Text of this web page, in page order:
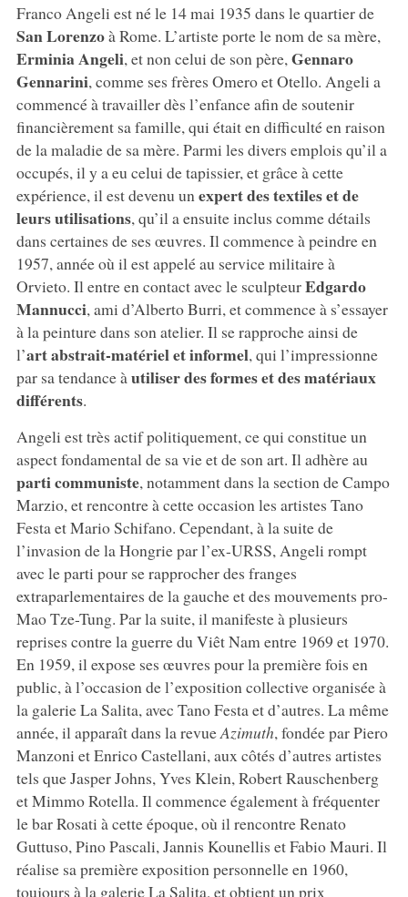
Franco Angeli est né le 14 mai 1935 dans le quartier de
San Lorenzoà Rome. L’artiste porte le nom de sa mère,
Erminia Angeli, et non celui de son père, Gennaro
Gennarini, comme ses frères Omero et Otello. Angeli a
commencé à travailler dès l’enfance afin de soutenir
financièrement sa famille, qui était en difficulté en raison
de la maladie de sa mère. Parmi les divers emplois qu’il a
occupés, il y a eu celui de tapissier, et grâce à cette
expérience, il est devenu un expert des textiles et de
leurs utilisations, qu’il a ensuite inclus comme détails
dans certaines de ses œuvres. Il commence à peindre en
1957, année où il est appelé au service militaire à
Orvieto. Il entre en contact avec le sculpteurEdgardo
Mannucci, ami d’Alberto Burri, et commence à s’essayer
à la peinture dans son atelier. Il se rapproche ainsi de
l’art abstrait-matériel et informel, qui l’impressionne
par sa tendance à utiliser des formes et des matériaux
différents.
Angeli est très actif politiquement, ce qui constitue un
aspect fondamental de sa vie et de son art. Il adhère au
parti communiste, notamment dans la section de Campo
Marzio, et rencontre à cette occasion les artistes Tano
Festa et Mario Schifano. Cependant, à la suite de
l’invasion de la Hongrie par l’ex-URSS, Angeli rompt
avec le parti pour se rapprocher des franges
extraparlementaires de la gauche et des mouvements pro-
Mao Tze-Tung. Par la suite, il manifeste à plusieurs
reprises contre la guerre du Viêt Nam entre 1969 et 1970.
En 1959, il expose ses œuvres pour la première fois en
public, à l’occasion de l’exposition collective organisée à
la galerie La Salita, avec Tano Festa et d’autres. La même
année, il apparaît dans la revueAzimuth, fondée par Piero
Manzoni et Enrico Castellani, aux côtés d’autres artistes
tels que Jasper Johns, Yves Klein, Robert Rauschenberg
et Mimmo Rotella. Il commence également à fréquenter
le bar Rosati à cette époque, où il rencontre Renato
Guttuso, Pino Pascali, Jannis Kounellis et Fabio Mauri. Il
réalise sa première exposition personnelle en 1960,
toujours à la galerie La Salita, et obtient un prix